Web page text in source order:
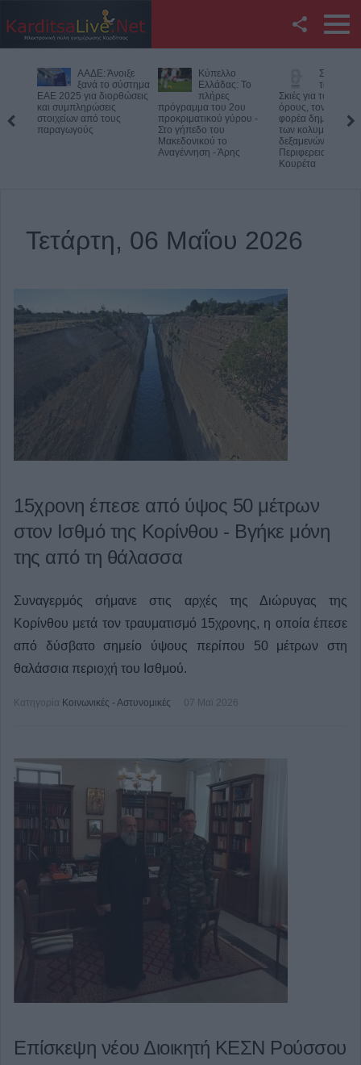
Twitter
YouTube
Αναζήτηση
KarditsaLive.Net
Κύπελλο
Ελλάδας: Το
πλήρες
πρόγραμμα του 2ου
προκριματικού γύρου -
Στο γήπεδο του
Συμμαχία Υπέρ
των Πολιτών:
Σκιές για το κόστος, τους
όρους, τον τρόπο και τον
φορέα δημοπράτησης
των κολυμβητικών
δεξαμενών της
Περιφερειακής Αρχής
Υπό
φωτιά σε
δύσβατο
στον Όλυμπο –
Παραμένουν οι
στο σημείο
Τετάρτη, 06 Μαΐου 2026
15χρονη έπεσε από ύψος 50 μέτρων
στον Ισθμό της Κορίνθου - Βγήκε μόνη
της από τη θάλασσα
Συναγερμός σήμανε στις αρχές της Διώρυγας της
Κορίνθου μετά τον τραυματισμό 15χρονης, η οποία έπεσε
από δύσβατο σημείο ύψους περίπου 50 μέτρων στη
θαλάσσια περιοχή του Ισθμού.
Κατηγορία Κοινωνικές - Αστυνομικές 07 Μαϊ 2026
Επίσκεψη νέου Διοικητή ΚΕΣΝ Ρούσσου